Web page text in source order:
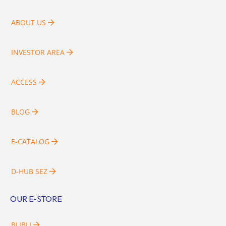
ABOUT US
INVESTOR AREA
ACCESS
BLOG
E-CATALOG
D-HUB SEZ
OUR E-STORE